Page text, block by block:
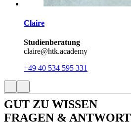
Claire
Studienberatung
claire@htk.academy
+49 40 534 595 331
GUT ZU WISSEN
FRAGEN &